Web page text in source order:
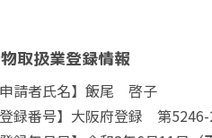
取扱業登録情報
請者氏名】飯尾 啓子
録番号】大阪府登録 第